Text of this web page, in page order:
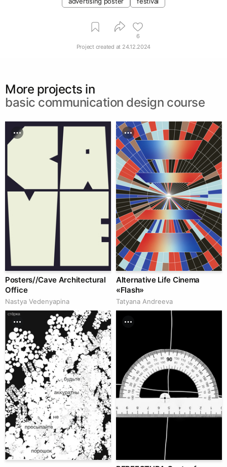
6
Project created at 24.12.2024
More projects in
basic communication design course
Posters//Cave Architectural
Office
Nastya Vedenyapina
Alternative Life Cinema
«Flash»
Tatyana Andreeva